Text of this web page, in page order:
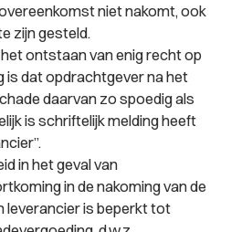
niet nakomt, ook
zijn gesteld.
ontstaan van enig recht op
is dat opdrachtgever na het
daarvan zo spoedig als
is schriftelijk melding heeft
in het geval van
in de nakoming van de
leverancier is beperkt tot